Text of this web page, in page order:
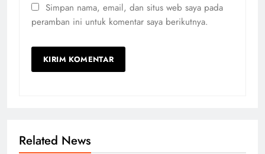
Simpan nama, email, dan situs web saya pada
peramban ini untuk komentar saya berikutnya.
Related News